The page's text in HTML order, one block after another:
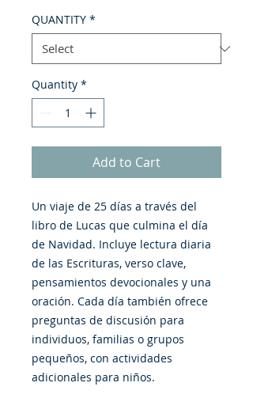
QUANTITY *
Quantity *
Add to Cart
Un viaje de 25 días a través del
libro de Lucas que culmina el día
de Navidad. Incluye lectura diaria
de las Escrituras, verso clave,
pensamientos devocionales y una
oración. Cada día también ofrece
preguntas de discusión para
individuos, familias o grupos
pequeños, con actividades
adicionales para niños.